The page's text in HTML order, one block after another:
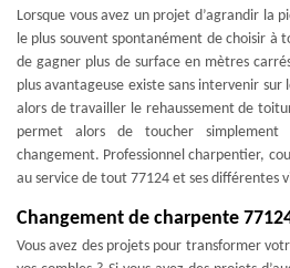
Lorsque vous avez un projet d’agrandir la
le plus souvent spontanément de choisir à
de gagner plus de surface en mètres
plus avantageuse existe sans intervenir sur
alors de travailler le rehaussement de
permet alors de toucher
changement. Professionnel charpentier,
au service de tout 77124 et ses différentes
Changement de charpente
Vous avez des projets pour transformer